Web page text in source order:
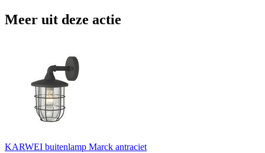
Meer uit deze actie
KARWEI buitenlamp Marck antraciet